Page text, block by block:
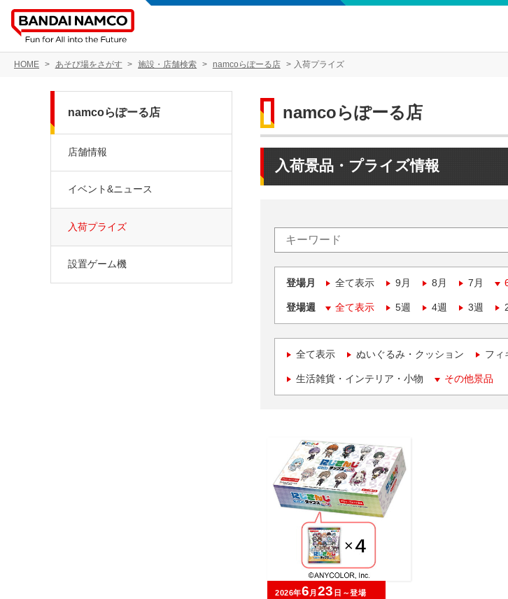
HOME あそび場をさがす 施設・店舗検索 namcoらぽーる店 入荷プライズ
namcoらぽーる店
入荷景品・プライズ情報
登場月 全て表示 9月 8月 7月
登場週 全て表示 5週 4週 3週
全て表示 ぬいぐるみ・クッション フィ
生活雑貨・インテリア・小物 その他景品
2026年6 月 23 日～登場
namcoらぽーる店
店舗情報
イベント&ニュース
入荷プライズ
設置ゲーム機